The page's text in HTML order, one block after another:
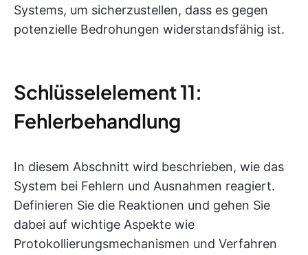
Systems, um sicherzustellen, dass es gegen
potenzielle Bedrohungen widerstandsfähig ist.
Schlüsselelement 11:
Fehlerbehandlung
In diesem Abschnitt wird beschrieben, wie das
System bei Fehlern und Ausnahmen reagiert.
Definieren Sie die Reaktionen und gehen Sie
dabei auf wichtige Aspekte wie
Protokollierungsmechanismen und Verfahren